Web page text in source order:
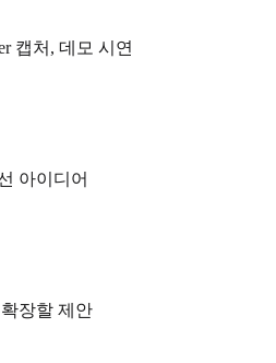
캡처, 데모 시연
아이디어
장할 제안